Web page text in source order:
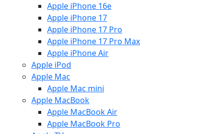
Apple iPhone 16e
Apple iPhone 17
Apple iPhone 17 Pro
Apple iPhone 17 Pro Max
Apple iPhone Air
Apple iPod
Apple Mac
Apple Mac mini
Apple MacBook
Apple MacBook Air
Apple MacBook Pro